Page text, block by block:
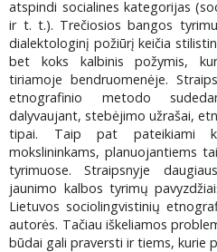
atspindi socialines kategorijas
ir t. t.). Trečiosios bangos
dialektologinį požiūrį keičia
bet koks kalbinis požymis,
tiriamoje bendruomenėje.
etnografinio metodo
dalyvaujant, stebėjimo užrašai,
tipai. Taip pat pateikiami
mokslininkams, planuojantiems
tyrimuose. Straipsnyje
jaunimo kalbos tyrimų
Lietuvos sociolingvistinių
autorės. Tačiau iškeliamos
būdai gali praversti ir tiems, kurie